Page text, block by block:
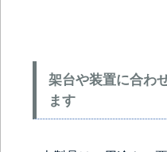
架台や装置に合わ
ます